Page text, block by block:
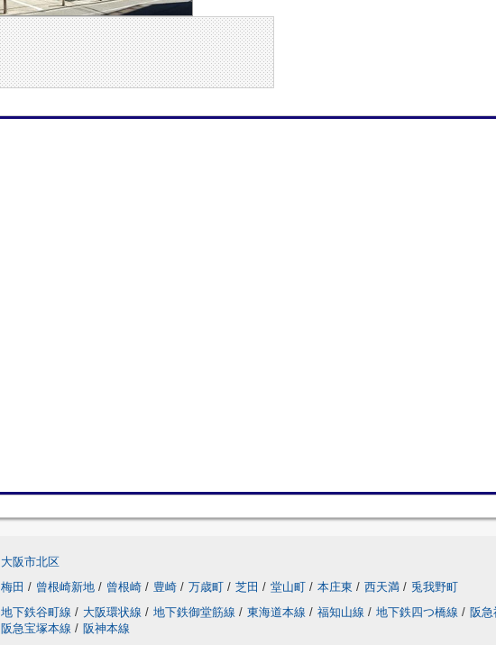
大阪市北区
梅田 / 曾根崎新地 / 曾根崎 / 豊崎 / 万歳町 / 芝田 / 堂山町 / 本庄東 / 西天満 / 兎我野町
地下鉄谷町線 / 大阪環状線 / 地下鉄御堂筋線 / 東海道本線 / 福知山線 / 地下鉄四つ橋線 / 阪
阪急宝塚本線 / 阪神本線